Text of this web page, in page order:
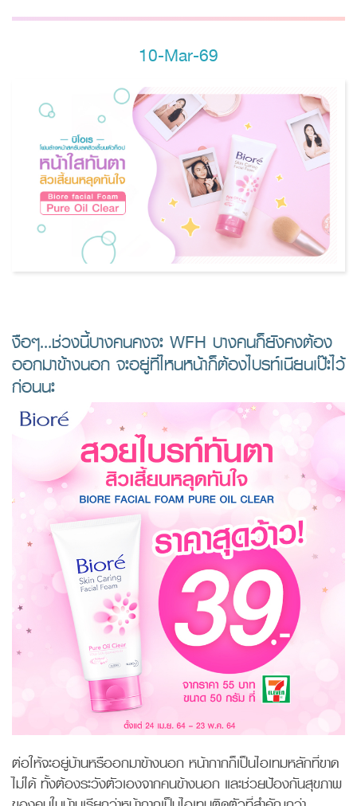
10-Mar-69
งือๆ...ช่วงนี้บางคนคงจะ WFH บางคนก็ยังคงต้อง
ออกมาข้างนอก จะอยู่ที่ไหนหน้าก็ต้องไบรท์เนียนเป๊ะไว้
ก่อนนะ
ต่อให้จะอยู่บ้านหรืออกมาข้างนอก หน้ากากก็เป็นไอเทมหลักที่ขาด
ไม่ได้ ทั้งต้องระวังตัวเองจากคนข้างนอก และช่วยป้องกันสุขภาพ